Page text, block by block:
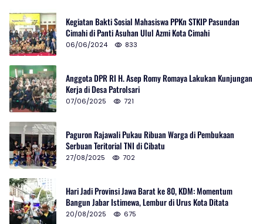
Kegiatan Bakti Sosial Mahasiswa PPKn STKIP Pasundan
Cimahi di Panti Asuhan Ulul Azmi Kota Cimahi
06/06/2024 833
Anggota DPR RI H. Asep Romy Romaya Lakukan Kunjungan
Kerja di Desa Patrolsari
07/06/2025 721
Paguron Rajawali Pukau Ribuan Warga di Pembukaan
Serbuan Teritorial TNI di Cibatu
27/08/2025 702
Hari Jadi Provinsi Jawa Barat ke 80, KDM: Momentum
Bangun Jabar Istimewa, Lembur di Urus Kota Ditata
20/08/2025 675